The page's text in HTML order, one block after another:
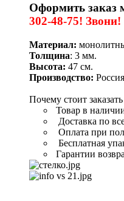
Оформить заказ
302-48-75! Звони!
Материал:
Толщина: 3 мм.
Высота: 47 см.
Производство: Россия
Почему стоит
Товар в
Доставка по
Оплата при
Бесплатная
Гарантии